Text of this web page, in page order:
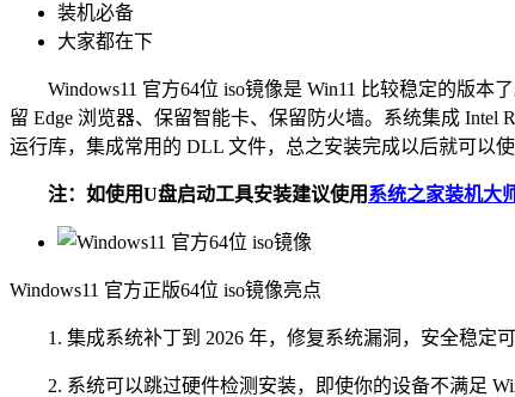
装机必备
大家都在下
Windows11 官方64位 iso镜像是 Win11 比较稳定的版本
留 Edge 浏览器、保留智能卡、保留防火墙。系统集成 Intel
运行库，集成常用的 DLL 文件，总之安装完成以后就可以使
注：如使用U盘启动工具安装建议使用 系统之家装机大
Windows11 官方正版64位 iso镜像亮点
1. 集成系统补丁到 2026 年，修复系统漏洞，安全稳定可
2. 系统可以跳过硬件检测安装，即使你的设备不满足